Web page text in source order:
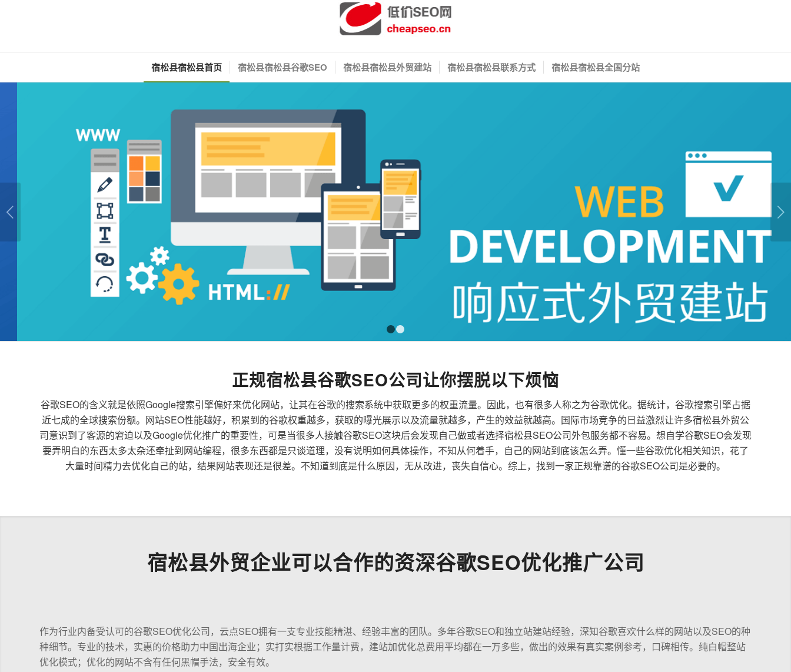
宿松县宿松县首页 宿松县宿松县谷歌SEO 宿松县宿松县外贸建站 宿松县宿松县联系方式 宿松县宿松县全国分站
下一页
正规宿松县谷歌SEO公司让你摆脱以下烦恼
谷歌SEO的含义就是依照Google搜索引擎偏好来优化网站，让其在谷歌的搜索系统中获取更多的权重流量。因此，也有很多人称之为谷歌优化。据统计，谷歌搜索引擎占据
近七成的全球搜索份额。网站SEO性能越好，积累到的谷歌权重越多，获取的曝光展示以及流量就越多，产生的效益就越高。国际市场竞争的日益激烈让许多宿松县外贸公
司意识到了客源的窘迫以及Google优化推广的重要性，可是当很多人接触谷歌SEO这块后会发现自己做或者选择宿松县SEO公司外包服务都不容易。想自学谷歌SEO会发现
要弄明白的东西太多太杂还牵扯到网站编程，很多东西都是只谈道理，没有说明如何具体操作，不知从何着手，自己的网站到底该怎么弄。懂一些谷歌优化相关知识，花了
大量时间精力去优化自己的站，结果网站表现还是很差。不知道到底是什么原因，无从改进，丧失自信心。综上，找到一家正规靠谱的谷歌SEO公司是必要的。
宿松县外贸企业可以合作的资深谷歌SEO优化推广公司
作为行业内备受认可的谷歌SEO优化公司，云点SEO拥有一支专业技能精湛、经验丰富的团队。多年谷歌SEO和独立站建站经验，深知谷歌喜欢什么样的网站以及SEO的种
种细节。专业的技术，实惠的价格助力中国出海企业；实打实根据工作量计费，建站加优化总费用平均都在一万多些，做出的效果有真实案例参考，口碑相传。纯白帽整站
优化模式；优化的网站不含有任何黑帽手法，安全有效。